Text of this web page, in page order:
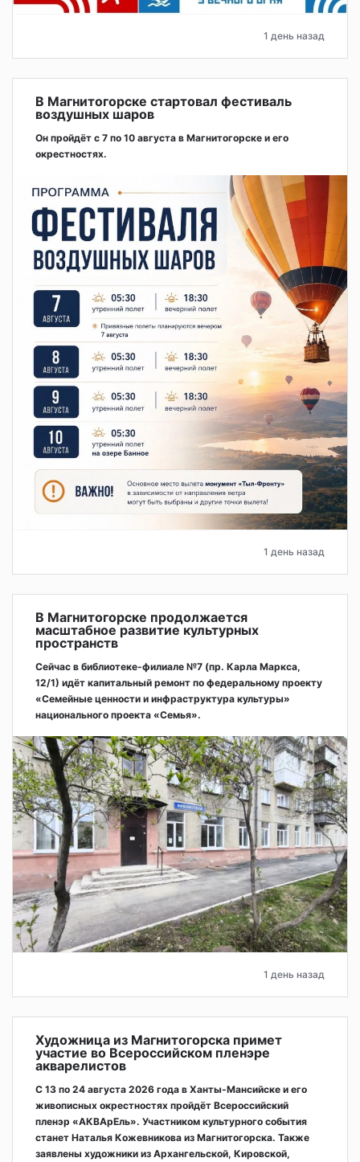
1 день назад
В Магнитогорске стартовал фестиваль
воздушных шаров
Он пройдёт с 7 по 10 августа в Магнитогорске и его
окрестностях.
1 день назад
В Магнитогорске продолжается
масштабное развитие культурных
пространств
Сейчас в библиотеке-филиале №7 (пр. Карла Маркса,
12/1) идёт капитальный ремонт по федеральному проекту
«Семейные ценности и инфраструктура культуры»
национального проекта «Семья».
1 день назад
Художница из Магнитогорска примет
участие во Всероссийском пленэре
акварелистов
С 13 по 24 августа 2026 года в Ханты-Мансийске и его
живописных окрестностях пройдёт Всероссийский
пленэр «АКВАрЕль». Участником культурного события
станет Наталья Кожевникова из Магнитогорска. Также
заявлены художники из Архангельской, Кировской,